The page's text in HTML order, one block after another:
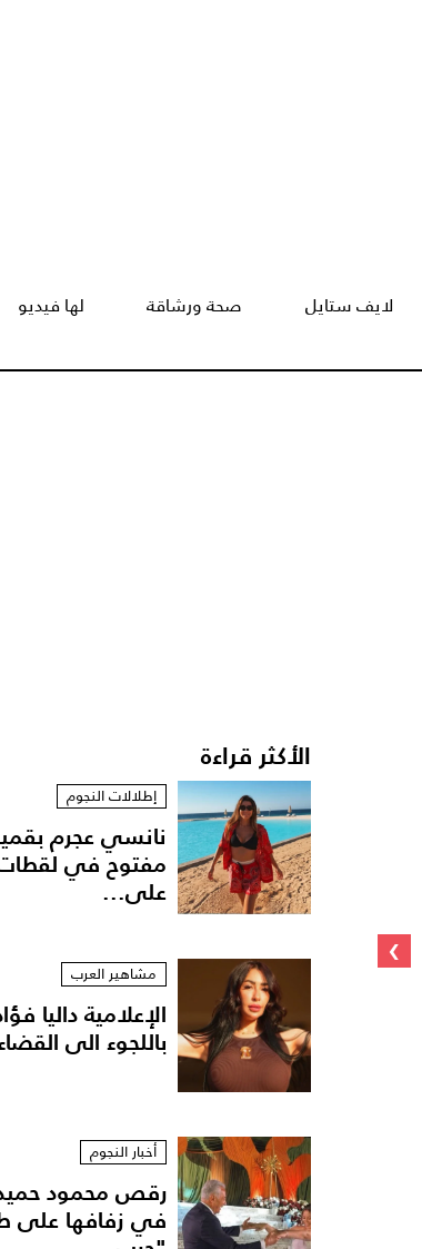
لايف ستايل صحة ورشاقة لها فيديو
›
الأكثر قراءة
إطلالات النجوم
نانسي عجرم
مفتوح في
على...
مشاهير العرب
الإعلامية داليا
باللجوء الى
أخبار النجوم
رقص محمود
في زفافها على